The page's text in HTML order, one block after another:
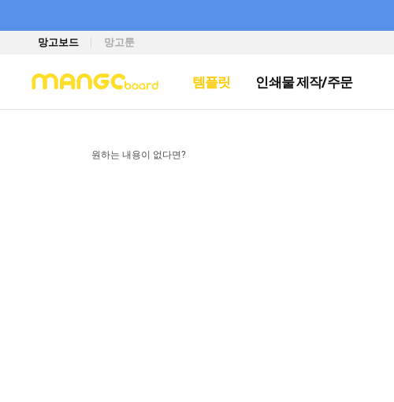
망고보드 망고툰
템플릿 인쇄물 제작/주문
원하는 내용이 없다면?